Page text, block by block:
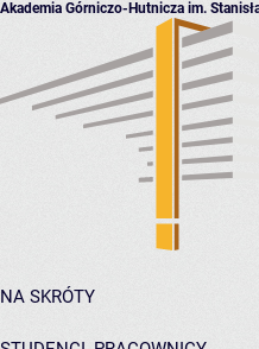
Akademia Górniczo-Hutnicza im.
NA SKRÓTY